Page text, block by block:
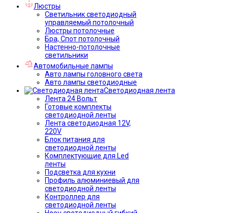
Люстры
Светильник светодиодный
управляемый потолочный
Люстры потолочные
Бра, Спот потолочный
Настенно-потолочные
светильники
Автомобильные лампы
Авто лампы головного света
Авто лампы светодиодные
Светодиодная лента
Лента 24 Вольт
Готовые комплекты
светодиодной ленты
Лента светодиодная 12V,
220V
Блок питания для
светодиодной ленты
Комплектующие для Led
ленты
Подсветка для кухни
Профиль алюминиевый для
светодиодной ленты
Контроллер для
светодиодной ленты